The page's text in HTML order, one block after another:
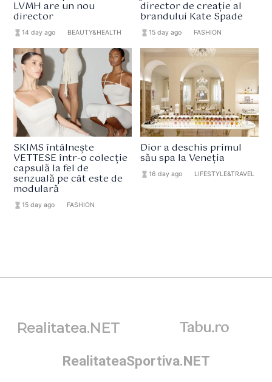
LVMH are un nou
director
hourglass_full14 day ago BEAUTY&HEALTH
director de creație al
brandului Kate Spade
hourglass_full 15 day ago FASHION
SKIMS întâlnește
VETTESE într-o colecție
capsulă la fel de
senzuală pe cât este de
modulară
hourglass_full15 day ago FASHION
Dior a deschis primul
său spa la Veneția
hourglass_full 16 day ago LIFESTYLE&TRAVEL
Realitatea.NET Tabu.ro
RealitateaSportiva.NET